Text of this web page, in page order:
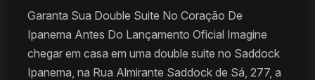
Garanta Sua Double Suite No Coração De
Ipanema Antes Do Lançamento Oficial Imagine
chegar em casa em uma double suite no Saddock
Ipanema, na Rua Almirante Saddock de Sá, 277, a